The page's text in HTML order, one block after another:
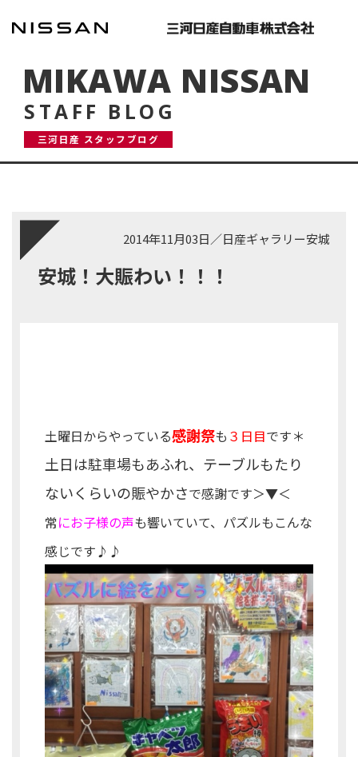
MIKAWA NISSAN
STAFF BLOG
三河日産 スタッフブログ
2014年11月03日／日産ギャラリー安城
安城！大賑わい！！！
土曜日からやっている感謝祭も ３日目です＊
土日は駐車場もあふれ、テーブルもたり
ないくらいの賑やかさで感謝です＞▼＜
常にお子様の声も響いていて、パズルもこんな
感じです♪♪